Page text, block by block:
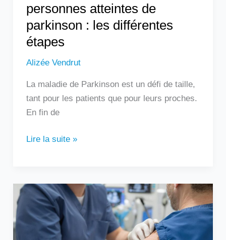
personnes atteintes de
parkinson : les différentes
étapes
Alizée Vendrut
La maladie de Parkinson est un défi de taille,
tant pour les patients que pour leurs proches.
En fin de
Lire la suite »
Quel
est
le
délai